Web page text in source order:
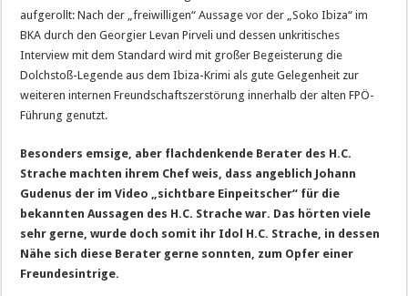
aufgerollt: Nach der „freiwilligen“ Aussage vor der „Soko Ibiza“ im
BKA durch den Georgier Levan Pirveli und dessen unkritisches
Interview mit dem Standard wird mit großer Begeisterung die
Dolchstoß-Legende aus dem Ibiza-Krimi als gute Gelegenheit zur
weiteren internen Freundschaftszerstörung innerhalb der alten FPÖ-
Führung genutzt.
Besonders emsige, aber flachdenkende Berater des H.C.
Strache machten ihrem Chef weis, dass angeblich Johann
Gudenus der im Video „sichtbare Einpeitscher“ für die
bekannten Aussagen des H.C. Strache war. Das hörten viele
sehr gerne, wurde doch somit ihr Idol H.C. Strache, in dessen
Nähe sich diese Berater gerne sonnten, zum Opfer einer
Freundesintrige.